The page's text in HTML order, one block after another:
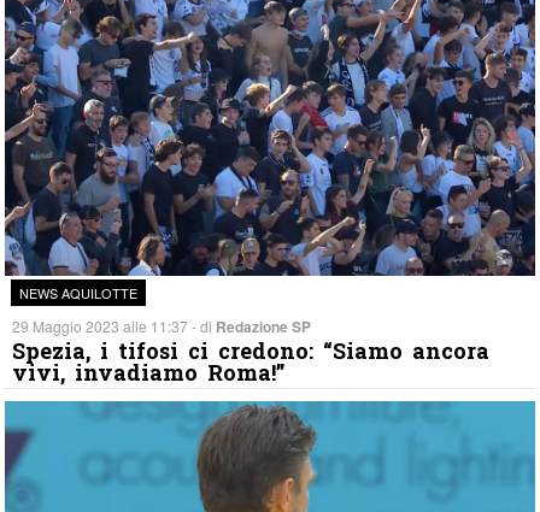
NEWS AQUILOTTE
29 Maggio 2023 alle 11:37 - di Redazione SP
Spezia, i tifosi ci credono: “Siamo ancora
vivi, invadiamo Roma!”